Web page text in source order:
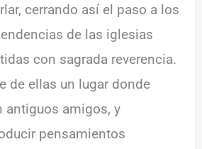
cerrando así el paso a los
de las iglesias
con sagrada reverencia.
de ellas un lugar donde
antiguos amigos, y
pensamientos